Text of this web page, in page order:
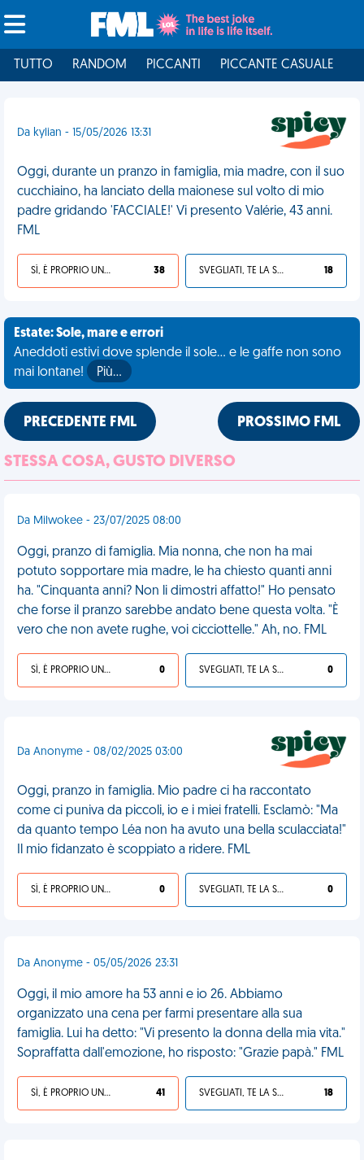
TUTTO RANDOM PICCANTI PICCANTE CASUALE
Da kylian - 15/05/2026 13:31
Oggi, durante un pranzo in famiglia, mia madre, con il suo
cucchiaino, ha lanciato della maionese sul volto di mio
padre gridando 'FACCIALE!' Vi presento Valérie, 43 anni.
FML
SÌ, È PROPRIO UNA VDM! 38 SVEGLIATI, TE LA SEI CERCATA! 18
Estate: Sole, mare e errori
Aneddoti estivi dove splende il sole... e le gaffe non sono
mai lontane!
Più…
PRECEDENTE FML PROSSIMO FML
STESSA COSA, GUSTO DIVERSO
Da Milwokee - 23/07/2025 08:00
Oggi, pranzo di famiglia. Mia nonna, che non ha mai
potuto sopportare mia madre, le ha chiesto quanti anni
ha. "Cinquanta anni? Non li dimostri affatto!" Ho pensato
che forse il pranzo sarebbe andato bene questa volta. "È
vero che non avete rughe, voi cicciottelle." Ah, no. FML
SÌ, È PROPRIO UNA VDM! 0 SVEGLIATI, TE LA SEI CERCATA! 0
Da Anonyme - 08/02/2025 03:00
Oggi, pranzo in famiglia. Mio padre ci ha raccontato
come ci puniva da piccoli, io e i miei fratelli. Esclamò: "Ma
da quanto tempo Léa non ha avuto una bella sculacciata!"
Il mio fidanzato è scoppiato a ridere. FML
SÌ, È PROPRIO UNA VDM! 0 SVEGLIATI, TE LA SEI CERCATA! 0
Da Anonyme - 05/05/2026 23:31
Oggi, il mio amore ha 53 anni e io 26. Abbiamo
organizzato una cena per farmi presentare alla sua
famiglia. Lui ha detto: "Vi presento la donna della mia vita."
Sopraffatta dall'emozione, ho risposto: "Grazie papà." FML
SÌ, È PROPRIO UNA VDM! 41 SVEGLIATI, TE LA SEI CERCATA! 18